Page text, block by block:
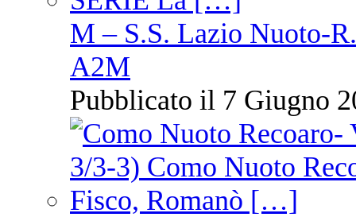
M – S.S. Lazio Nuoto-
A2M
Pubblicato il 7 Giugno